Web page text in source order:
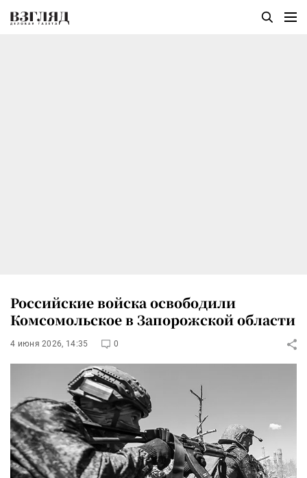
Российские войска освободили
Комсомольское в Запорожской области
4 июня 2026, 14:35 0